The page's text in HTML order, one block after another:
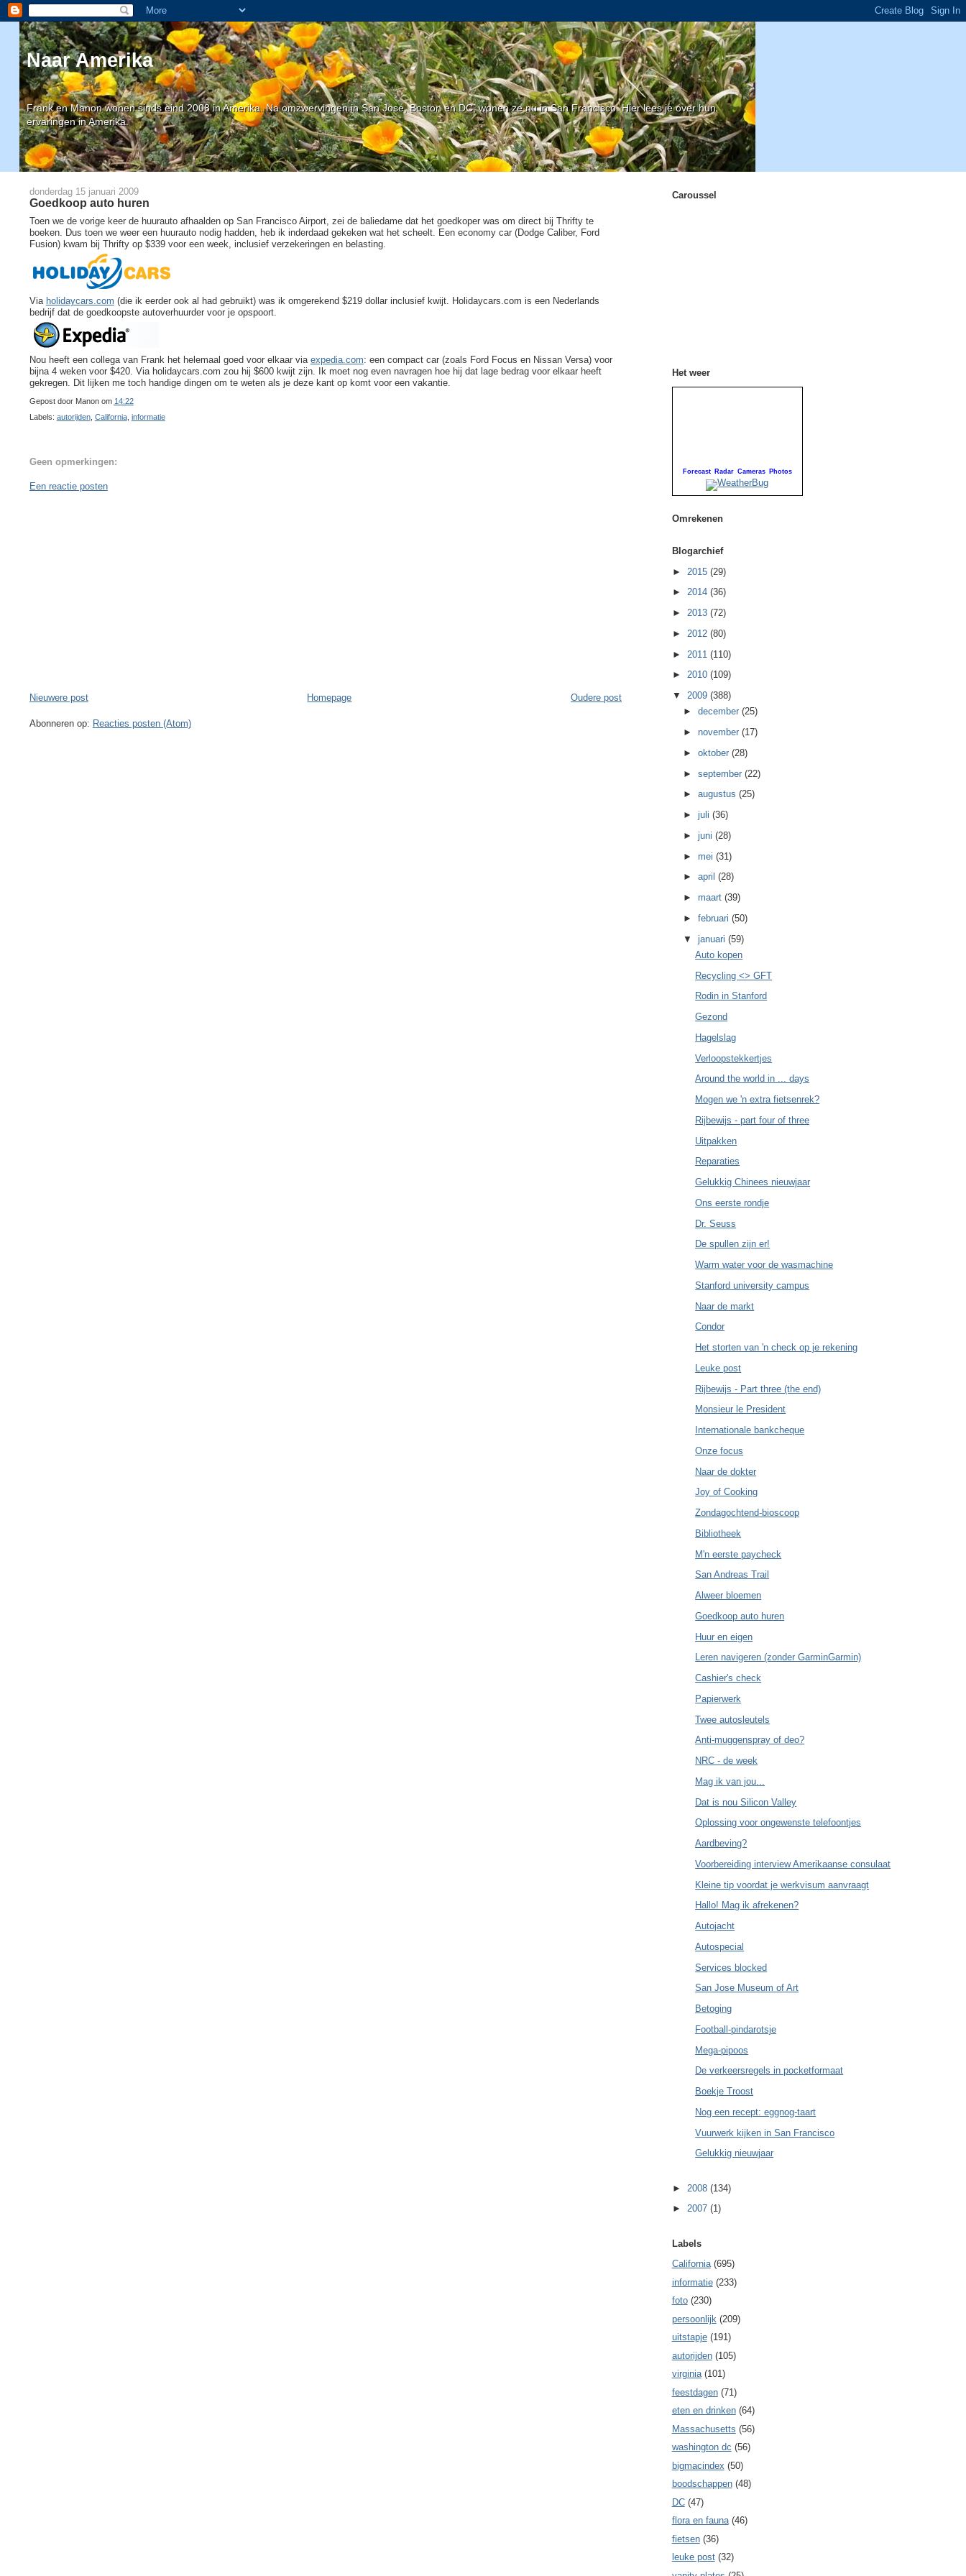
Naar Amerika
Frank en Manon wonen sinds eind 2008 in Amerika. Na omzwervingen in San Jose, Boston en DC, wonen ze nu in San Francisco. Hier lees je over hun
ervaringen in Amerika.
donderdag 15 januari 2009
Goedkoop auto huren
Toen we de vorige keer de huurauto afhaalden op San Francisco Airport, zei de baliedame dat het goedkoper was om direct bij Thrifty te
boeken. Dus toen we weer een huurauto nodig hadden, heb ik inderdaad gekeken wat het scheelt. Een economy car (Dodge Caliber, Ford
Fusion) kwam bij Thrifty op $339 voor een week, inclusief verzekeringen en belasting.
Via holidaycars.com (die ik eerder ook al had gebruikt) was ik omgerekend $219 dollar inclusief kwijt. Holidaycars.com is een Nederlands
bedrijf dat de goedkoopste autoverhuurder voor je opspoort.
Nou heeft een collega van Frank het helemaal goed voor elkaar via expedia.com: een compact car (zoals Ford Focus en Nissan Versa) voor
bijna 4 weken voor $420. Via holidaycars.com zou hij $600 kwijt zijn. Ik moet nog even navragen hoe hij dat lage bedrag voor elkaar heeft
gekregen. Dit lijken me toch handige dingen om te weten als je deze kant op komt voor een vakantie.
Gepost door Manon om 14:22
Labels: autorijden, California, informatie
Geen opmerkingen:
Een reactie posten
Nieuwere post Oudere post
Homepage
Abonneren op: Reacties posten (Atom)
Caroussel
Het weer
Forecast Radar Cameras Photos
Omrekenen
Blogarchief
► 2015 (29)
► 2014 (36)
► 2013 (72)
► 2012 (80)
► 2011 (110)
► 2010 (109)
▼ 2009 (388)
►december(25)
►november(17)
►oktober(28)
►september(22)
►augustus(25)
►juli(36)
►juni(28)
►mei(31)
►april(28)
►maart(39)
►februari(50)
▼januari(59)
Auto kopen
Recycling <> GFT
Rodin in Stanford
Gezond
Hagelslag
Verloopstekkertjes
Around the world in ... days
Mogen we 'n extra fietsenrek?
Rijbewijs - part four of three
Uitpakken
Reparaties
Gelukkig Chinees nieuwjaar
Ons eerste rondje
Dr. Seuss
De spullen zijn er!
Warm water voor de wasmachine
Stanford university campus
Naar de markt
Condor
Het storten van 'n check op je rekening
Leuke post
Rijbewijs - Part three (the end)
Monsieur le President
Internationale bankcheque
Onze focus
Naar de dokter
Joy of Cooking
Zondagochtend-bioscoop
Bibliotheek
M'n eerste paycheck
San Andreas Trail
Alweer bloemen
Goedkoop auto huren
Huur en eigen
Leren navigeren (zonder GarminGarmin)
Cashier's check
Papierwerk
Twee autosleutels
Anti-muggenspray of deo?
NRC - de week
Mag ik van jou...
Dat is nou Silicon Valley
Oplossing voor ongewenste telefoontjes
Aardbeving?
Voorbereiding interview Amerikaanse consulaat
Kleine tip voordat je werkvisum aanvraagt
Hallo! Mag ik afrekenen?
Autojacht
Autospecial
Services blocked
San Jose Museum of Art
Betoging
Football-pindarotsje
Mega-pipoos
De verkeersregels in pocketformaat
Boekje Troost
Nog een recept: eggnog-taart
Vuurwerk kijken in San Francisco
Gelukkig nieuwjaar
► 2008 (134)
► 2007 (1)
Labels
California (695)
informatie (233)
foto (230)
persoonlijk (209)
uitstapje (191)
autorijden (105)
virginia (101)
feestdagen (71)
eten en drinken (64)
Massachusetts (56)
washington dc (56)
bigmacindex (50)
boodschappen (48)
DC (47)
flora en fauna (46)
fietsen (36)
leuke post (32)